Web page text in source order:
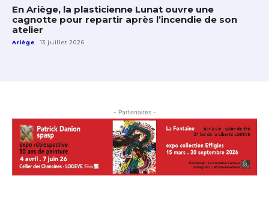
En Ariège, la plasticienne Lunat ouvre une
cagnotte pour repartir après l’incendie de son
atelier
Ariège 13 juillet 2026
- Partenaires -